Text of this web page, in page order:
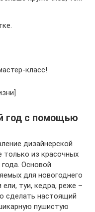
класс!
год с помощью
дизайнерской
только из красочных
Основой
для новогоднего
туи, кедра, реже –
сделать настоящий
пушистую